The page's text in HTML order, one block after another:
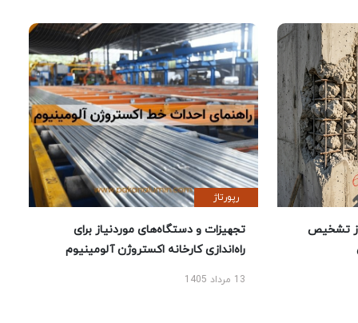
تشخیص
رپورتاژ
تجهیزات و دستگاه‌های موردنیاز برای
راه‌اندازی کارخانه اکستروژن آلومینیوم
13 مرداد 1405